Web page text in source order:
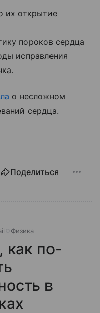
их открытие
пороков сердца
исправления
о несложном
сердца.
Поделиться
Физика
как по-
в